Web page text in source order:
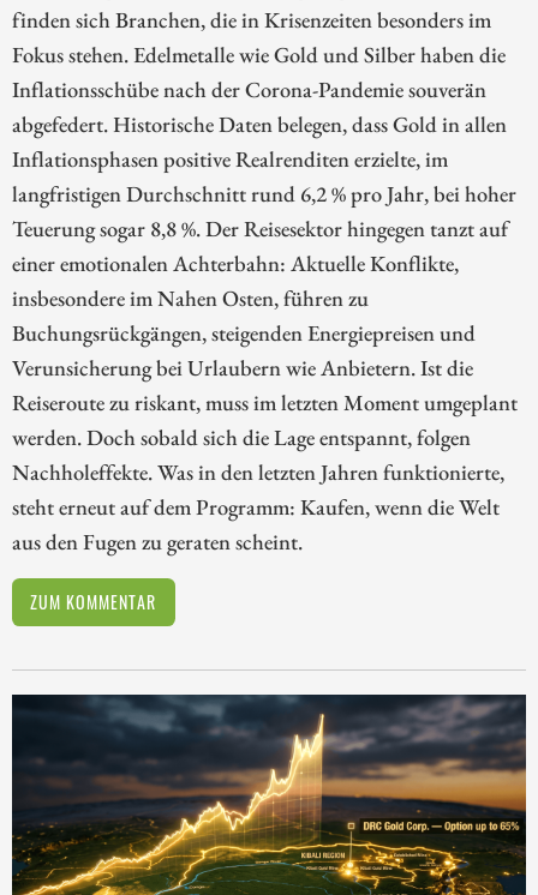
finden sich Branchen, die in Krisenzeiten besonders im
Fokus stehen. Edelmetalle wie Gold und Silber haben die
Inflationsschübe nach der Corona-Pandemie souverän
abgefedert. Historische Daten belegen, dass Gold in allen
Inflationsphasen positive Realrenditen erzielte, im
langfristigen Durchschnitt rund 6,2 % pro Jahr, bei hoher
Teuerung sogar 8,8 %. Der Reisesektor hingegen tanzt auf
einer emotionalen Achterbahn: Aktuelle Konflikte,
insbesondere im Nahen Osten, führen zu
Buchungsrückgängen, steigenden Energiepreisen und
Verunsicherung bei Urlaubern wie Anbietern. Ist die
Reiseroute zu riskant, muss im letzten Moment umgeplant
werden. Doch sobald sich die Lage entspannt, folgen
Nachholeffekte. Was in den letzten Jahren funktionierte,
steht erneut auf dem Programm: Kaufen, wenn die Welt
aus den Fugen zu geraten scheint.
ZUM KOMMENTAR